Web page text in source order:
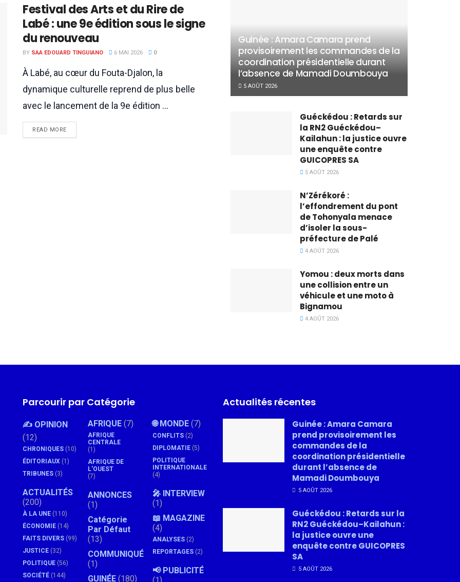
Festival des Arts et du Rire de
Labé : une 9e édition sous le signe
du renouveau
BY SAA EDOUARD TINGUIANO 6 MAI 2026 0
À Labé, au cœur du Fouta-Djalon, la
dynamique culturelle reprend de plus belle
avec le lancement de la 9e édition ...
READ MORE
Guinée : Amara Camara prend
provisoirement les commandes de la
coordination présidentielle durant
l’absence de Mamadi Doumbouya
5 AOÛT 2026
Guéckédou : Retards sur
la RN2 Guéckédou–
Kailahun : la justice ouvre
une enquête contre
GUICOPRES SA
5 AOÛT 2026
N’Zérékoré :
l’effondrement du pont
de Tohonyala menace
d’isoler la sous-
préfecture de Palé
4 AOÛT 2026
Yomou : deux morts dans
une collision entre un
véhicule et une moto à
Bignamou
4 AOÛT 2026
Parcourir par Catégorie
✍️ OPINION
(12)
CHRONIQUES (10)
ÉDITORIAUX (1)
TRIBUNES (3)
ACTUALITÉS
(200)
À LA UNE (110)
ÉCONOMIE (14)
FAITS DIVERS (99)
JUSTICE (32)
POLITIQUE (56)
SOCIÉTÉ (144)
AFRIQUE(7)
AFRIQUE
CENTRALE
(1)
AFRIQUE DE
L'OUEST
(7)
ANNONCES
(1)
Catégorie
Par Défaut
(13)
COMMUNIQUÉ
(1)
GUINÉE(180)
🌐 MONDE (7)
CONFLITS (2)
DIPLOMATIE (5)
POLITIQUE
INTERNATIONALE
(4)
🎤 INTERVIEW
(1)
📖 MAGAZINE
(4)
ANALYSES (2)
REPORTAGES (2)
📢 PUBLICITÉ
(1)
Actualités récentes
Guinée : Amara Camara
prend provisoirement les
commandes de la
coordination présidentielle
durant l’absence de
Mamadi Doumbouya
5 AOÛT 2026
Guéckédou : Retards sur la
RN2 Guéckédou–Kailahun :
la justice ouvre une
enquête contre GUICOPRES
SA
5 AOÛT 2026